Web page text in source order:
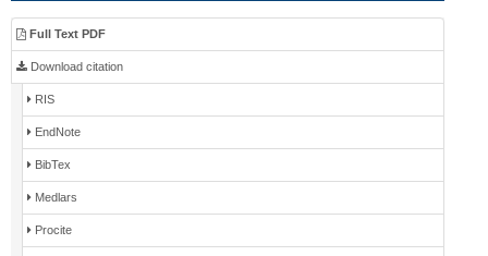
Full Text PDF
Download citation
RIS
EndNote
BibTex
Medlars
Procite